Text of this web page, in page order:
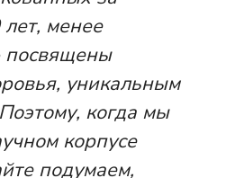
менее
посвящены
уникальным
когда мы
корпусе
подумаем,